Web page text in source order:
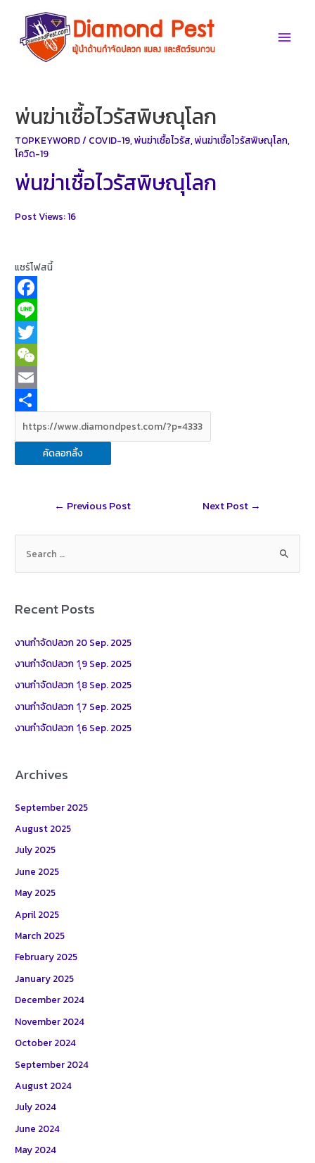
content
Main
พ่นฆ่าเชื้อไวรัสพิษณุโลก
TOPKEYWORD/ COVID-19,พ่นฆ่าเชื้อไวรัส,พ่นฆ่าเชื้อไวรัสพิษณุโลก,
โควิด-19
พ่นฆ่าเชื้อไวรัสพิษณุโลก
Post Views:16
แชร์โฟสนี้
F
a
c
e
b
o
k
L
n
e
T
w
t
e
W
e
h
a
E
m
a
i
h
a
คัดลอกลิ้ง
← Previous Post Next Post →
h
:
Recent Posts
งานกำจัดปลวก 20 Sep. 2025
งานกำจัดปลวก 1ุ9 Sep. 2025
งานกำจัดปลวก 1ุ8 Sep. 2025
งานกำจัดปลวก 1ุ7 Sep. 2025
งานกำจัดปลวก 1ุ6 Sep. 2025
Archives
September 2025
August 2025
July 2025
June 2025
May 2025
April 2025
March 2025
February 2025
January 2025
December 2024
November 2024
October 2024
September 2024
August 2024
July 2024
June 2024
May 2024